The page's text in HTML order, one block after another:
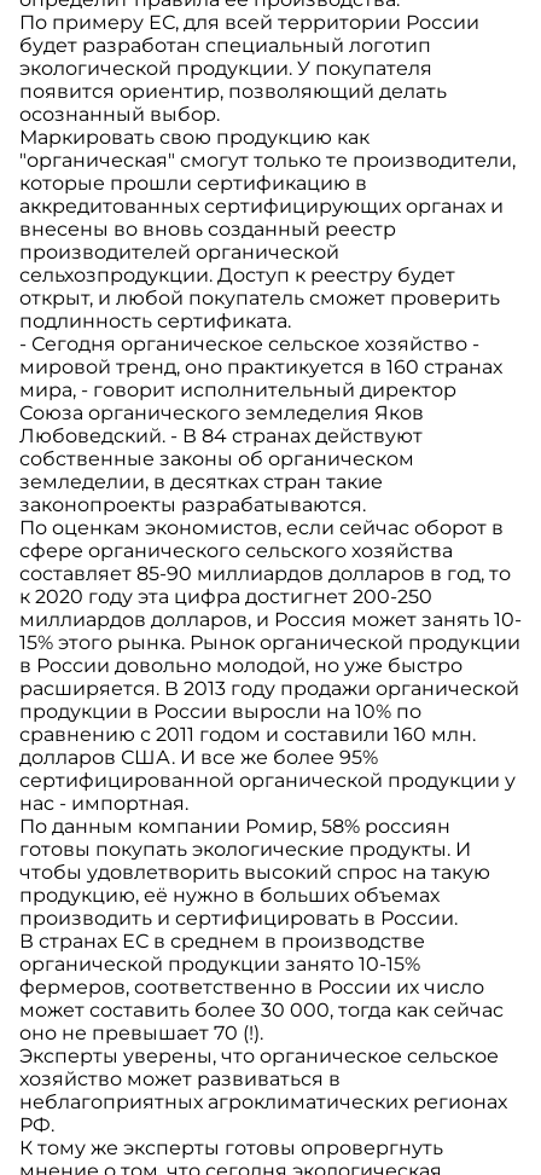
По примеру ЕС, для всей территории России
будет разработан специальный логотип
экологической продукции. У покупателя
появится ориентир, позволяющий делать
осознанный выбор.
Маркировать свою продукцию как
"органическая" смогут только те производители,
которые прошли сертификацию в
аккредитованных сертифицирующих органах и
внесены во вновь созданный реестр
производителей органической
сельхозпродукции. Доступ к реестру будет
открыт, и любой покупатель сможет проверить
подлинность сертификата.
- Сегодня органическое сельское хозяйство -
мировой тренд, оно практикуется в 160 странах
мира, - говорит исполнительный директор
Союза органического земледелия Яков
Любоведский. - В 84 странах действуют
собственные законы об органическом
земледелии, в десятках стран такие
законопроекты разрабатываются.
По оценкам экономистов, если сейчас оборот в
сфере органического сельского хозяйства
составляет 85-90 миллиардов долларов в год, то
к 2020 году эта цифра достигнет 200-250
миллиардов долларов, и Россия может занять 10-
15% этого рынка. Рынок органической продукции
в России довольно молодой, но уже быстро
расширяется. В 2013 году продажи органической
продукции в России выросли на 10% по
сравнению с 2011 годом и составили 160 млн.
долларов США. И все же более 95%
сертифицированной органической продукции у
нас - импортная.
По данным компании Ромир, 58% россиян
готовы покупать экологические продукты. И
чтобы удовлетворить высокий спрос на такую
продукцию, её нужно в больших объемах
производить и сертифицировать в России.
В странах ЕС в среднем в производстве
органической продукции занято 10-15%
фермеров, соответственно в России их число
может составить более 30 000, тогда как сейчас
оно не превышает 70 (!).
Эксперты уверены, что органическое сельское
хозяйство может развиваться в
неблагоприятных агроклиматических регионах
РФ.
К тому же эксперты готовы опровергнуть